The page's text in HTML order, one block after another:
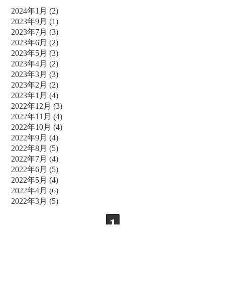
2024年1月 (2)
2023年9月 (1)
2023年7月 (3)
2023年6月 (2)
2023年5月 (3)
2023年4月 (2)
2023年3月 (3)
2023年2月 (2)
2023年1月 (4)
2022年12月 (3)
2022年11月 (4)
2022年10月 (4)
2022年9月 (4)
2022年8月 (5)
2022年7月 (4)
2022年6月 (5)
2022年5月 (4)
2022年4月 (6)
2022年3月 (5)
1